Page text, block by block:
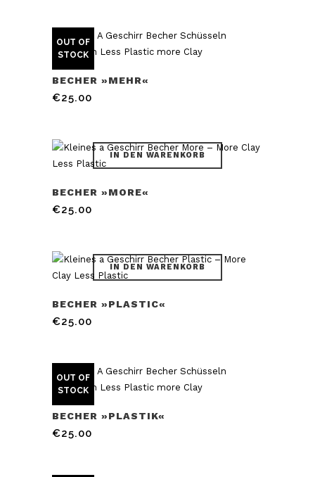
OUT OF
STOCK
BECHER »MEHR«
€25.00
IN DEN WARENKORB
BECHER »MORE«
€25.00
IN DEN WARENKORB
BECHER »PLASTIC«
€25.00
OUT OF
STOCK
BECHER »PLASTIK«
€25.00